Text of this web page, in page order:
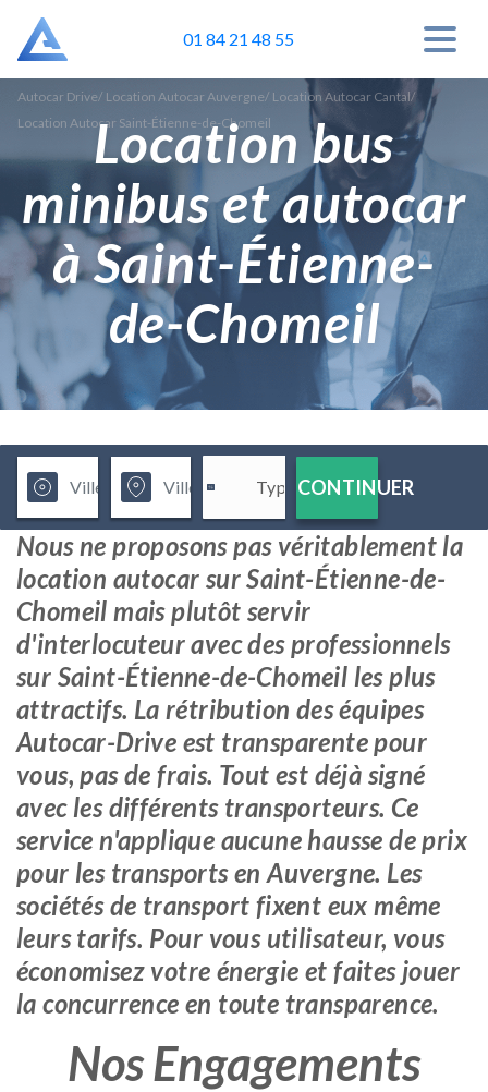
01 84 21 48 55
Autocar Drive/ Location Autocar Auvergne/ Location Autocar Cantal/
Location Autocar Saint-Étienne-de-Chomeil
Location bus
minibus et autocar
à Saint-Étienne-
de-Chomeil
CONTINUER
Nous ne proposons pas véritablement la
location autocar sur Saint-Étienne-de-
Chomeil mais plutôt servir
d'interlocuteur avec des professionnels
sur Saint-Étienne-de-Chomeil les plus
attractifs. La rétribution des équipes
Autocar-Drive est transparente pour
vous, pas de frais. Tout est déjà signé
avec les différents transporteurs. Ce
service n'applique aucune hausse de prix
pour les transports en Auvergne. Les
sociétés de transport fixent eux même
leurs tarifs. Pour vous utilisateur, vous
économisez votre énergie et faites jouer
la concurrence en toute transparence.
Nos Engagements